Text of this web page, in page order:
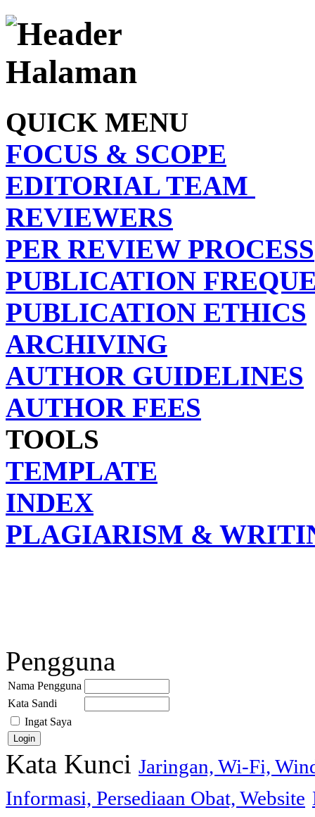
QUICK MENU
FOCUS & SCOPE
EDITORIAL TEAM
REVIEWERS
PER REVIEW PROCESS
PUBLICATION
PUBLICATION ETHICS
ARCHIVING
AUTHOR GUIDELINES
AUTHOR FEES
TOOLS
TEMPLATE
INDEX
PLAGIARISM &
Pengguna
Nama Pengguna
Kata Sandi
Ingat Saya
Kata Kunci Jaringan, Wi-Fi,
Informasi, Persediaan Obat, Website